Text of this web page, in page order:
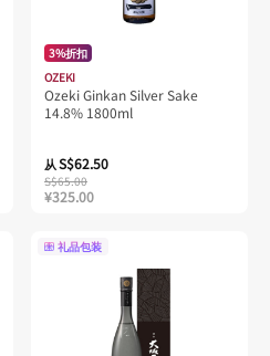
3%折扣
OZEKI
Ozeki Ginkan Silver Sake
14.8% 1800ml
从S$62.50
S$65.00
¥325.00
礼品包装